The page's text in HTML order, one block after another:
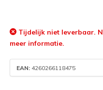
Tijdelijk niet leverbaar.
meer informatie.
EAN: 4260266118475